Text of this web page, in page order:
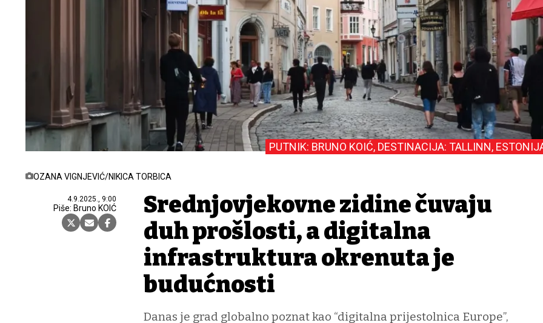
OZANA VIGNJEVIĆ/NIKICA TORBICA
4.9.2025., 9:00
Piše: Bruno KOIĆ
PUTNIK: BRUNO KOIĆ, DESTINACIJA: TALLINN,
Srednjovjekovne zidine čuvaju
duh prošlosti, a digitalna
infrastruktura okrenuta je
budućnosti
Danas je grad globalno poznat kao “digitalna prijestolnica Europe”,